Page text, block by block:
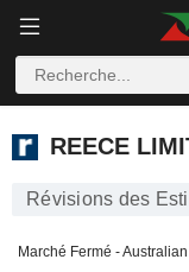
REECE LIMITED
REECE
Révisions des
Marché Fermé -